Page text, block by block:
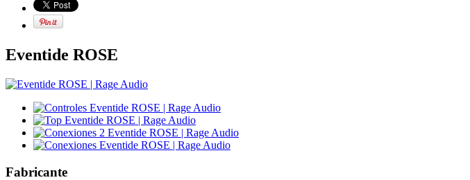
Eventide ROSE
Fabricante